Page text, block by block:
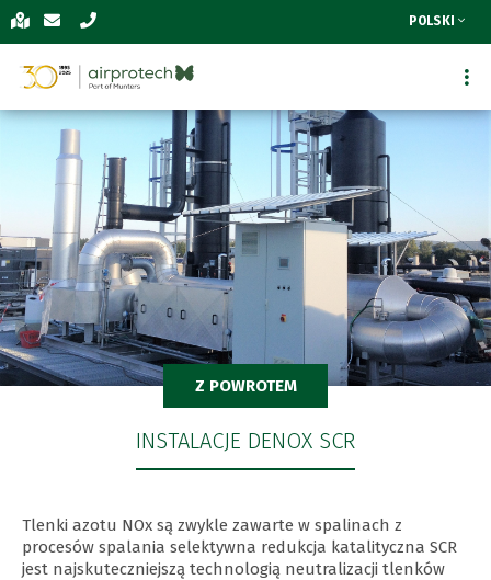
POLSKI
Z POWROTEM
INSTALACJE DENOX SCR
Tlenki azotu NOx są zwykle zawarte w spalinach z
procesów spalania selektywna redukcja katalityczna SCR
jest najskuteczniejszą technologią neutralizacji tlenków